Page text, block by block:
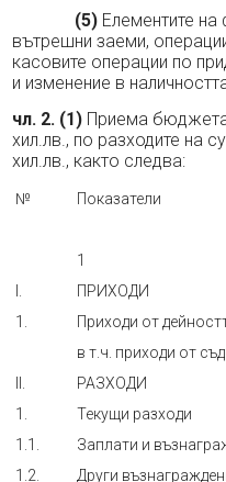
(5)Елементите на
вътрешни заеми,
касовите операции по
и изменение в
чл. 2. (1) Приема бюджета
хил.лв., по разходите на
хил.лв., както следва:
№ Показатели
1
I.
ПРИХОДИ
1.
Приходи от
в т.ч. приходи от
II.
РАЗХОДИ
1.
Текущи разходи
1.1.
Заплати и
1.2.
Други